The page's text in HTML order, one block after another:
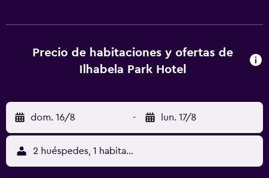
incluyen escritorio y teléfono. Se ofrece servicio de
limpieza todos los días.
Precio de habitaciones y ofertas de
Ilhabela Park Hotel
dom. 16/8 - lun. 17/8
2 huéspedes, 1 habitación